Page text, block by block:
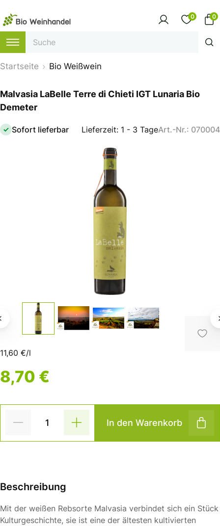
0 0
Startseite Bio Weißwein
Malvasia LaBelle Terre di Chieti IGT Lunaria Bio
Demeter
Sofort lieferbar Lieferzeit: 1 - 3 TageArt.-Nr.: 070004
11,60 €/l
8,70 €
In den Warenkorb
Beschreibung
Mit der weißen Rebsorte Malvasia verbindet sich ein Stück
Kulturgeschichte, sie ist eine der ältesten kultivierten